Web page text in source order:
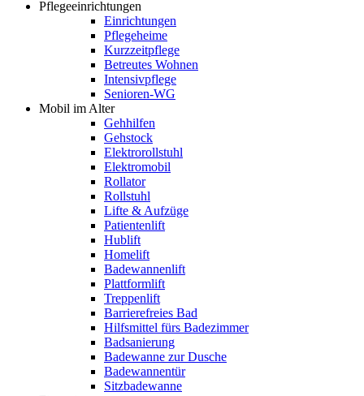
Pflegeeinrichtungen
Einrichtungen
Pflegeheime
Kurzzeitpflege
Betreutes Wohnen
Intensivpflege
Senioren-WG
Mobil im Alter
Gehhilfen
Gehstock
Elektrorollstuhl
Elektromobil
Rollator
Rollstuhl
Lifte & Aufzüge
Patientenlift
Hublift
Homelift
Badewannenlift
Plattformlift
Treppenlift
Barrierefreies Bad
Hilfsmittel fürs Badezimmer
Badsanierung
Badewanne zur Dusche
Badewannentür
Sitzbadewanne